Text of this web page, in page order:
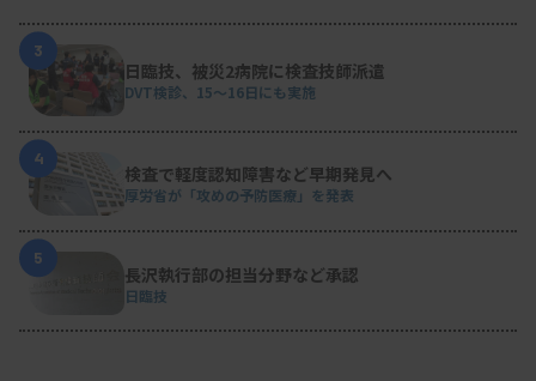
3
日臨技、被災2病院に検査技師派遣
DVT検診、15～16日にも実施
4
検査で軽度認知障害など早期発見へ
厚労省が「攻めの予防医療」を発表
5
長沢執行部の担当分野など承認
日臨技